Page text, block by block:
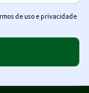
de uso e privacidade